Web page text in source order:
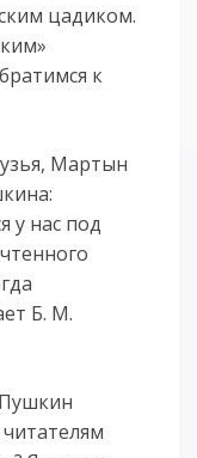
цадиком.
к
Мартын
у нас под
Б. М.